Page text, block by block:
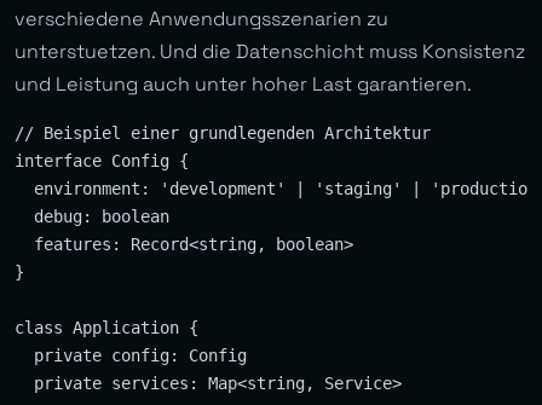
verschiedene Anwendungsszenarien zu
unterstuetzen. Und die Datenschicht muss Konsistenz
und Leistung auch unter hoher Last garantieren.
// Beispiel einer grundlegenden Architektur
interface Config {
environment: 'development' | 'staging' |
  debug: boolean
  features: Record<string, boolean>
}
class Application {
  private config: Config
  private services: Map<string, Service>